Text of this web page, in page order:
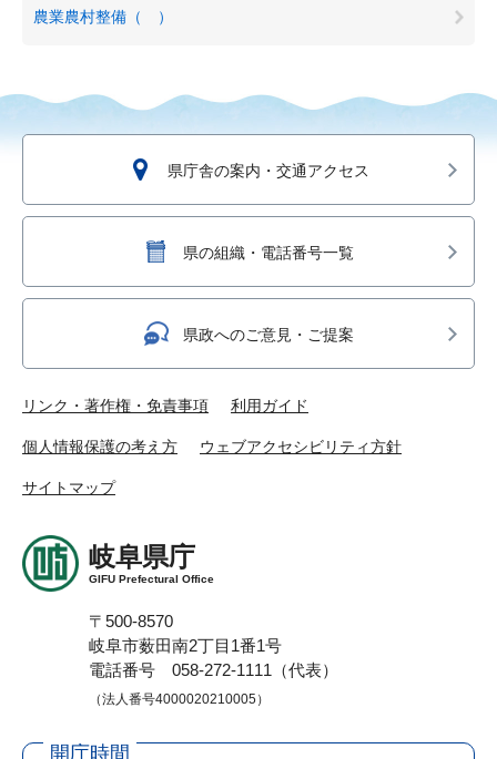
農業農村整備（ ）
県庁舎の案内・交通アクセス
県の組織・電話番号一覧
県政へのご意見・ご提案
リンク・著作権・免責事項 利用ガイド
個人情報保護の考え方 ウェブアクセシビリティ方針
サイトマップ
岐阜県庁
GIFU Prefectural Office
〒500-8570
岐阜市薮田南2丁目1番1号
電話番号 058-272-1111（代表）
（法人番号4000020210005）
開庁時間